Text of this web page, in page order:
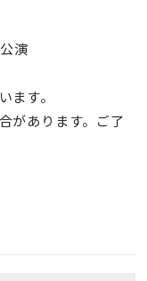
演
ます。
があります。ご了